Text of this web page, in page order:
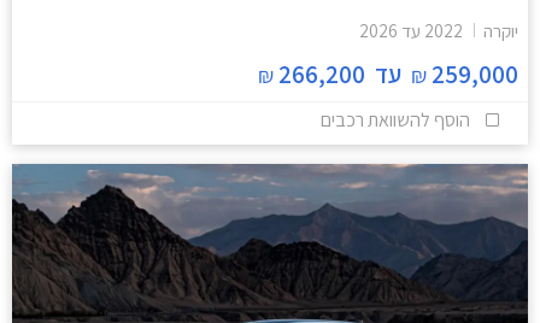
יוקרה 2022 עד 2026
259,000
₪ עד 266,200
₪
הוסף להשוואת רכבים